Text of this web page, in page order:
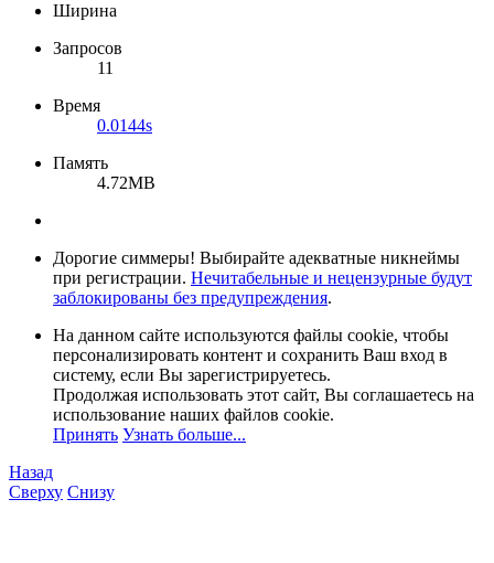
Ширина
Запросов
11
Время
0.0144s
Память
4.72MB
Дорогие симмеры! Выбирайте адекватные никнеймы
при регистрации. Нечитабельные и нецензурные будут
заблокированы без предупреждения.
На данном сайте используются файлы cookie, чтобы
персонализировать контент и сохранить Ваш вход в
систему, если Вы зарегистрируетесь.
Продолжая использовать этот сайт, Вы соглашаетесь на
использование наших файлов cookie.
Принять Узнать больше...
Назад
Сверху Снизу